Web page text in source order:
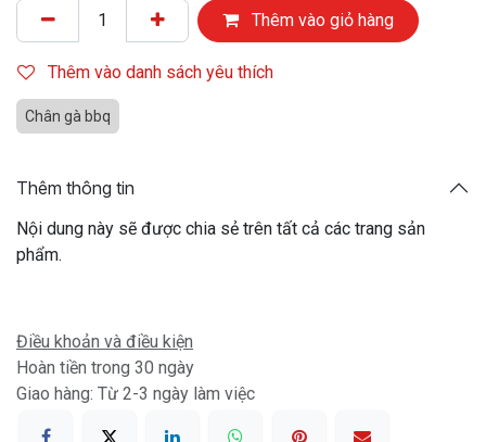
Thêm vào giỏ hàng
Thêm vào danh sách yêu thích
Chân gà bbq
Thêm thông tin
Nội dung này sẽ được chia sẻ trên tất cả các trang sản
phẩm.
Điều khoản và điều kiện
Hoàn tiền trong 30 ngày
Giao hàng: Từ 2-3 ngày làm việc